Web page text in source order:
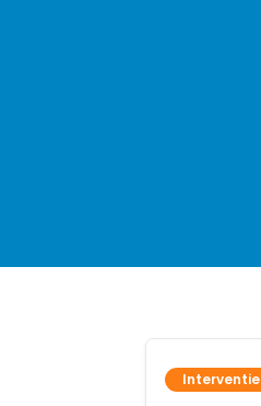
Interventie